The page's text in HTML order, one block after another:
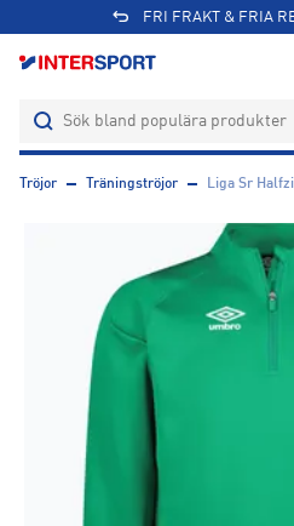
FRI FRAKT & FRIA
Tröjor Träningströjor Liga Sr